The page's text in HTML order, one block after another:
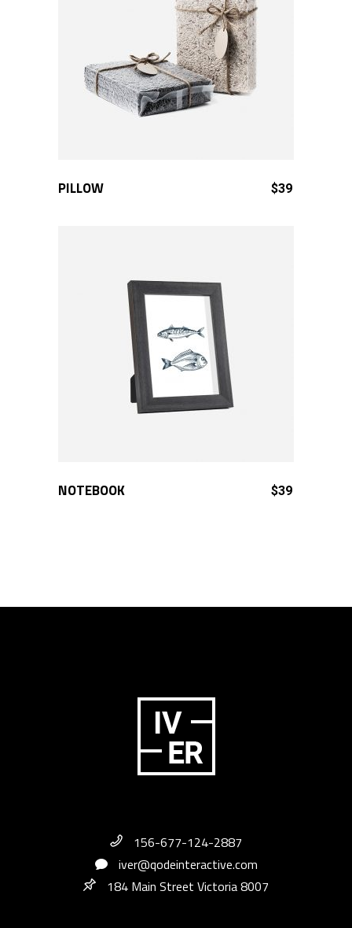
PILLOW $39
NOTEBOOK $39
156-677-124-2887
iver@qodeinteractive.com
184 Main Street Victoria 8007